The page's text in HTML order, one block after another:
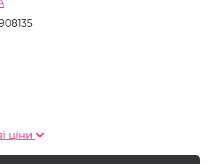
ціни